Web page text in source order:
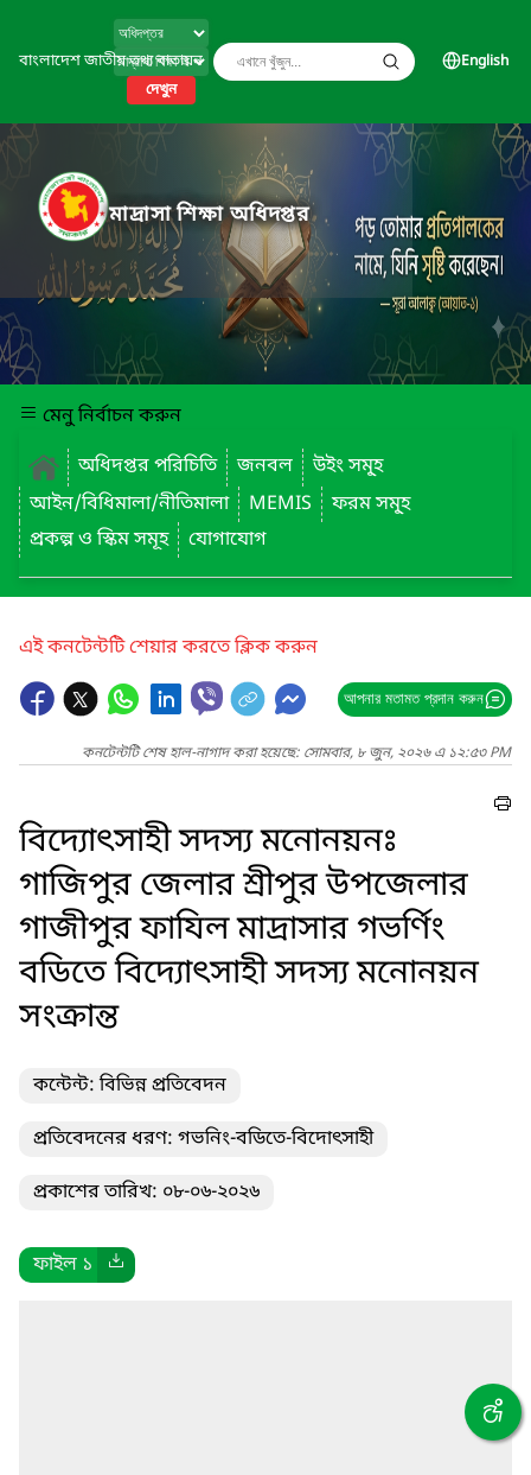
বাংলাদেশ জাতীয় তথ্য বাতায়ন
দেখুন
English
মাদ্রাসা শিক্ষা অধিদপ্তর
মেনু নির্বাচন করুন
অধিদপ্তর পরিচিতি
জনবল
উইং সমূ্হ
আইন/বিধিমালা/নীতিমালা
MEMIS
ফরম সমূ্হ
প্রকল্প ও স্কিম সমূহ
যোগাযোগ
এই কনটেন্টটি শেয়ার করতে ক্লিক করুন
আপনার মতামত প্রদান করুন
কনটেন্টটি শেষ হাল-নাগাদ করা হয়েছে: সোমবার, ৮ জুন, ২০২৬ এ ১২:৫৩ PM
বিদ্যোৎসাহী সদস্য মনোনয়নঃ
গাজিপুর জেলার শ্রীপুর উপজেলার
গাজীপুর ফাযিল মাদ্রাসার গভর্ণিং
বডিতে বিদ্যোৎসাহী সদস্য মনোনয়ন
সংক্রান্ত
কন্টেন্ট: বিভিন্ন প্রতিবেদন
প্রতিবেদনের ধরণ: গভনিং-বডিতে-বিদোৎসাহী
প্রকাশের তারিখ: ০৮-০৬-২০২৬
ফাইল ১